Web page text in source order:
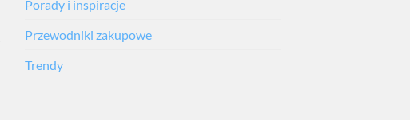
Porady i inspiracje
Przewodniki zakupowe
Trendy